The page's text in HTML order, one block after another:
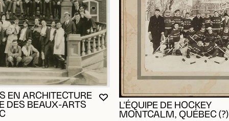
CONNECTÉ POUR AJOUTER AUX FAVORIS
VOUS DEVEZ ÊTRE CONNECTÉ
FERMER LA MODALE
OUVRIR LA MODALE
EN ARCHITECTURE
DES BEAUX-ARTS
L'ÉQUIPE DE HOCKEY
MONTCALM, QUÉBEC (?)